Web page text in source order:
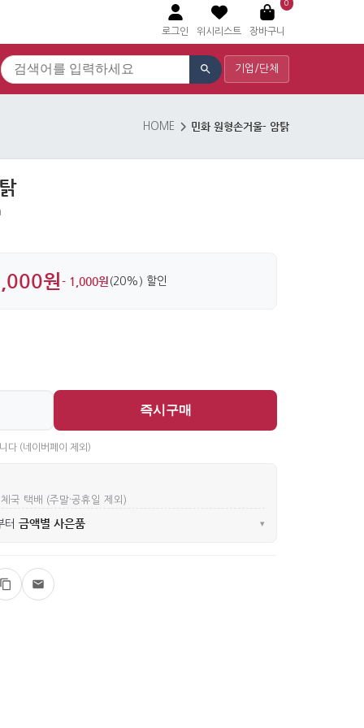
로그인 위시리스트
0
장바구니
기업/단체
HOME 민화 원형손거울- 암탉
원- 1,000원 (20%) 할인
즉시구매
다 (네이버페이 제외)
국 택배 (주말·공휴일 제외)
터 금액별 사은품 ▾